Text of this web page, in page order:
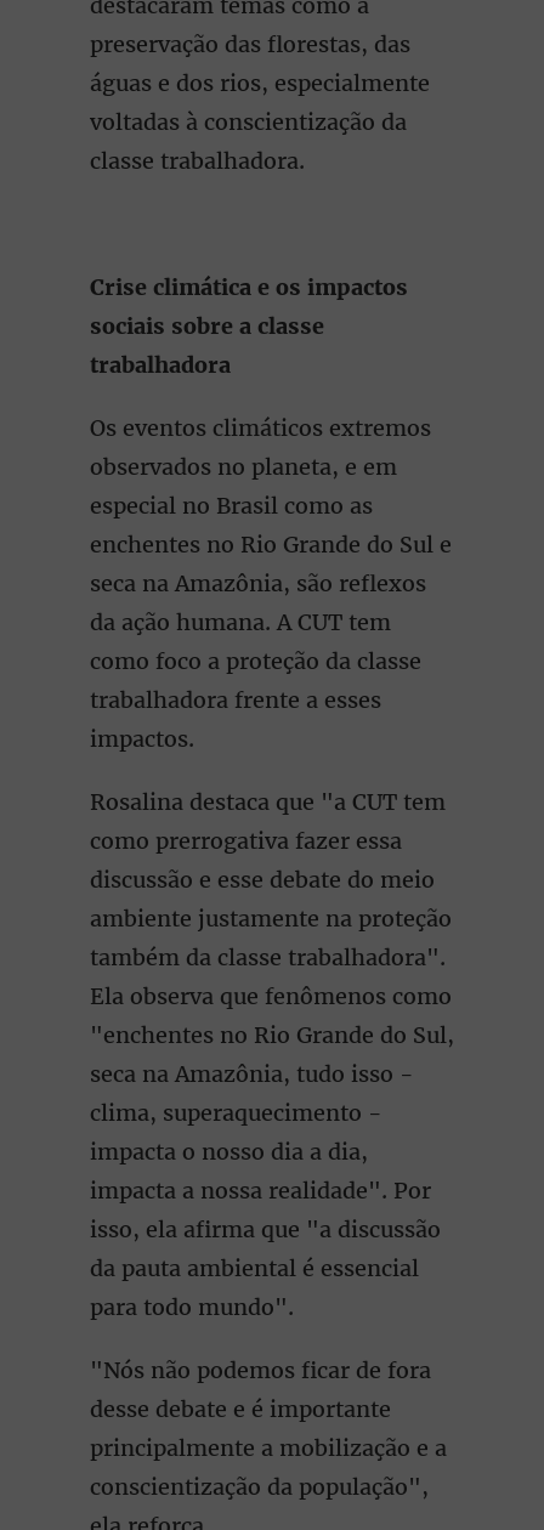
preservação das florestas, das
águas e dos rios, especialmente
voltadas à conscientização da
classe trabalhadora.
Crise climática e os impactos
sociais sobre a classe
trabalhadora
Os eventos climáticos extremos
observados no planeta, e em
especial no Brasil como as
enchentes no Rio Grande do Sul e
seca na Amazônia, são reflexos
da ação humana. A CUT tem
como foco a proteção da classe
trabalhadora frente a esses
impactos.
Rosalina destaca que "a CUT tem
como prerrogativa fazer essa
discussão e esse debate do meio
ambiente justamente na proteção
também da classe trabalhadora".
Ela observa que fenômenos como
"enchentes no Rio Grande do Sul,
seca na Amazônia, tudo isso -
clima, superaquecimento -
impacta o nosso dia a dia,
impacta a nossa realidade". Por
isso, ela afirma que "a discussão
da pauta ambiental é essencial
para todo mundo".
"Nós não podemos ficar de fora
desse debate e é importante
principalmente a mobilização e a
conscientização da população",